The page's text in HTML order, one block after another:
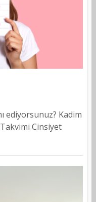
ediyorsunuz? Kadim
Cinsiyet